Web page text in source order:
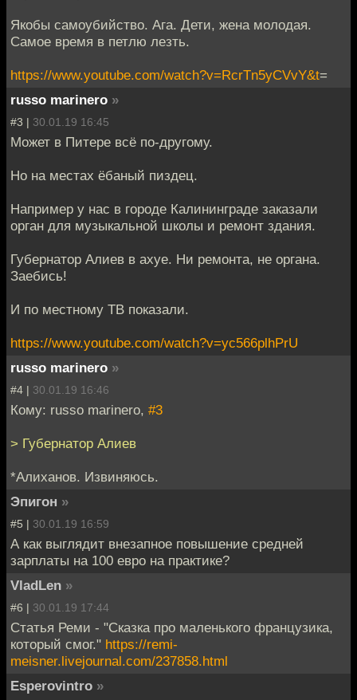
Якобы самоубийство. Ага. Дети, жена молодая.
Самое время в петлю лезть.
https://www.youtube.com/watch?v=RcrTn5yCVvY&t=
russo marinero »
#3 | 30.01.19 16:45
Может в Питере всё по-другому.
Но на местах ёбаный пиздец.
Например у нас в городе Калининграде заказали
орган для музыкальной школы и ремонт здания.
Губернатор Алиев в ахуе. Ни ремонта, не органа.
Заебись!
И по местному ТВ показали.
https://www.youtube.com/watch?v=yc566plhPrU
russo marinero »
#4 | 30.01.19 16:46
Кому: russo marinero, #3
> Губернатор Алиев
*Алиханов. Извиняюсь.
Эпигон »
#5 | 30.01.19 16:59
А как выглядит внезапное повышение средней
зарплаты на 100 евро на практике?
VladLen »
#6 | 30.01.19 17:44
Статья Реми - "Сказка про маленького французика,
который смог." https://remi-
meisner.livejournal.com/237858.html
Esperovintro »